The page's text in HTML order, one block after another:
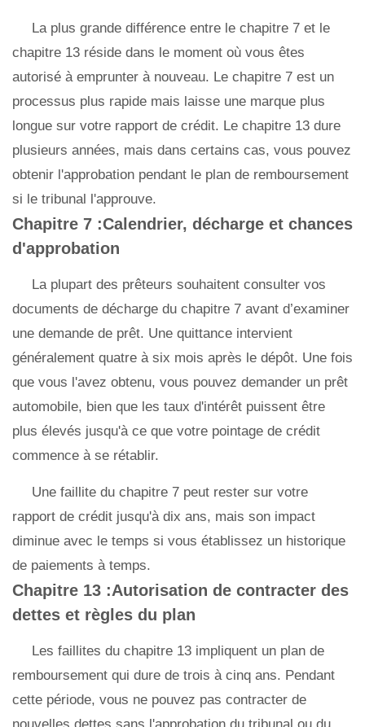
La plus grande différence entre le chapitre 7 et le
chapitre 13 réside dans le moment où vous êtes
autorisé à emprunter à nouveau. Le chapitre 7 est un
processus plus rapide mais laisse une marque plus
longue sur votre rapport de crédit. Le chapitre 13 dure
plusieurs années, mais dans certains cas, vous pouvez
obtenir l'approbation pendant le plan de remboursement
si le tribunal l'approuve.
Chapitre 7 :Calendrier, décharge et chances
d'approbation
La plupart des prêteurs souhaitent consulter vos
documents de décharge du chapitre 7 avant d’examiner
une demande de prêt. Une quittance intervient
généralement quatre à six mois après le dépôt. Une fois
que vous l'avez obtenu, vous pouvez demander un prêt
automobile, bien que les taux d'intérêt puissent être
plus élevés jusqu'à ce que votre pointage de crédit
commence à se rétablir.
Une faillite du chapitre 7 peut rester sur votre
rapport de crédit jusqu'à dix ans, mais son impact
diminue avec le temps si vous établissez un historique
de paiements à temps.
Chapitre 13 :Autorisation de contracter des
dettes et règles du plan
Les faillites du chapitre 13 impliquent un plan de
remboursement qui dure de trois à cinq ans. Pendant
cette période, vous ne pouvez pas contracter de